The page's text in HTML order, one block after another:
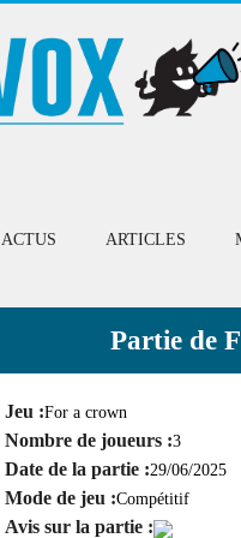
ACTUS ARTICLES
Partie de
Jeu :For a crown
Nombre de joueurs :3
Date de la partie :29/06/2025
Mode de jeu :Compétitif
Avis sur la partie :